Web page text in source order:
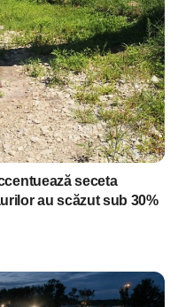
seceta
au scăzut sub 30%